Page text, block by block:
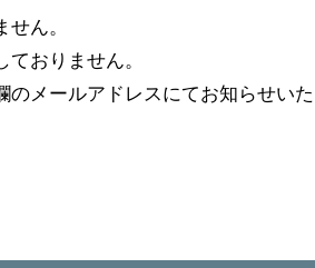
ん。
おりません。
メールアドレスにてお知らせいた